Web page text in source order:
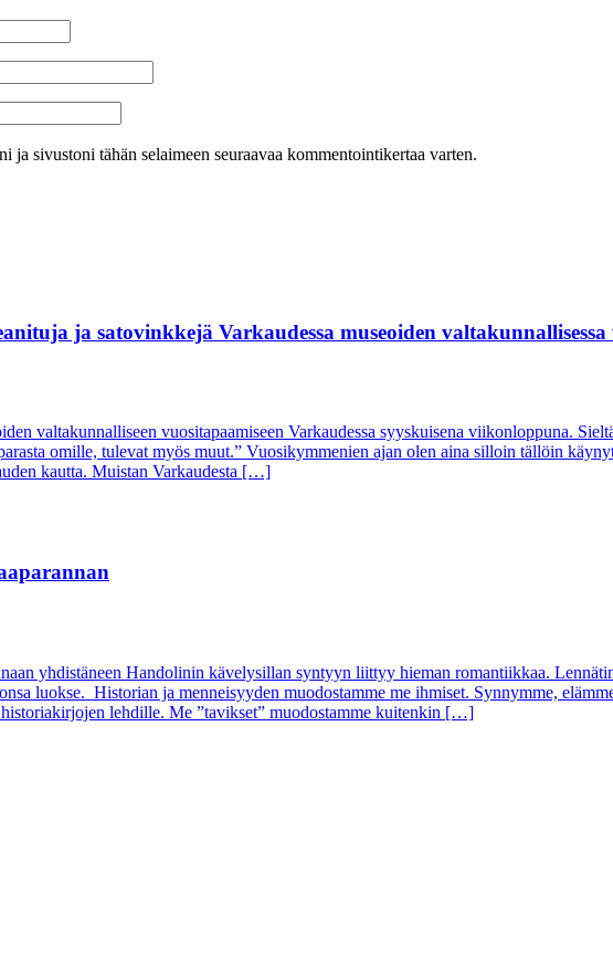
ja sivustoni tähän selaimeen seuraavaa kommentointikertaa varten.
ja satovinkkejä Varkaudessa museoiden valtakunnallisessa
valtakunnalliseen vuositapaamiseen Varkaudessa syyskuisena viikonloppuna.
omille, tulevat myös muut.” Vuosikymmenien ajan olen aina silloin tällöin
kautta. Muistan Varkaudesta […]
yhdistäneen Handolinin kävelysillan syntyyn liittyy hieman romantiikkaa.
luokse. Historian ja menneisyyden muodostamme me ihmiset. Synnymme,
lehdille. Me ”tavikset” muodostamme kuitenkin […]